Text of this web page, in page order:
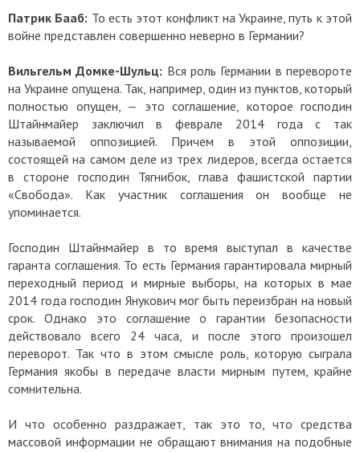
Патрик Бааб: То есть этот конфликт на Украине, путь к этой
войне представлен совершенно неверно в Германии?
Вильгельм Домке-Шульц: Вся роль Германии в перевороте
на Украине опущена. Так, например, один из пунктов, который
полностью опущен, — это соглашение, которое господин
Штайнмайер заключил в феврале 2014 года с так
называемой оппозицией. Причем в этой оппозиции,
состоящей на самом деле из трех лидеров, всегда остается
в стороне господин Тягнибок, глава фашистской партии
«Свобода». Как участник соглашения он вообще не
упоминается.
Господин Штайнмайер в то время выступал в качестве
гаранта соглашения. То есть Германия гарантировала мирный
переходный период и мирные выборы, на которых в мае
2014 года господин Янукович мог быть переизбран на новый
срок. Однако это соглашение о гарантии безопасности
действовало всего 24 часа, и после этого произошел
переворот. Так что в этом смысле роль, которую сыграла
Германия якобы в передаче власти мирным путем, крайне
сомнительна.
И что особенно раздражает, так это то, что средства
массовой информации не обращают внимания на подобные